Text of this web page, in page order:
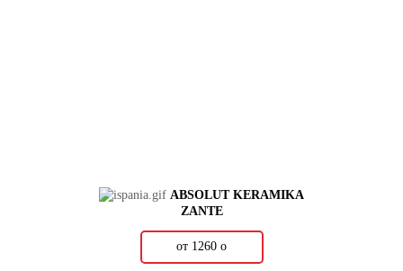
ABSOLUT KERAMIKA
ZANTE
от 1260 о